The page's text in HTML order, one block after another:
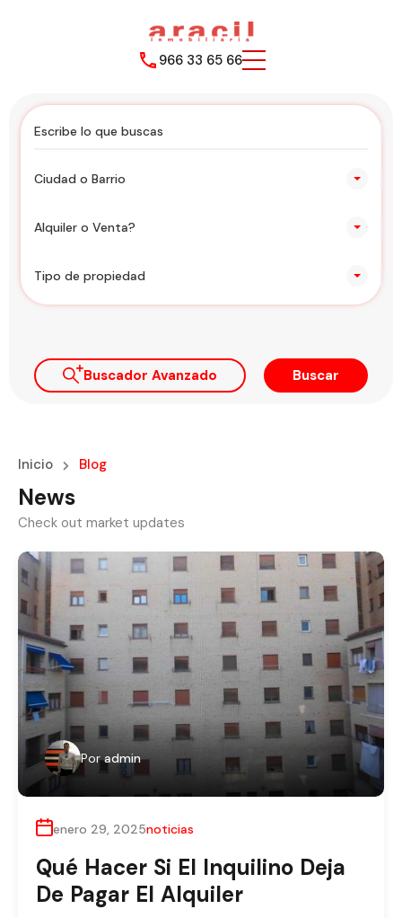
966 33 65 66
Ciudad o Barrio
Alquiler o Venta?
Tipo de propiedad
Buscador Avanzado Buscar
Inicio Blog
News
Check out market updates
Por admin
enero 29, 2025noticias
Qué Hacer Si El Inquilino Deja
De Pagar El Alquiler